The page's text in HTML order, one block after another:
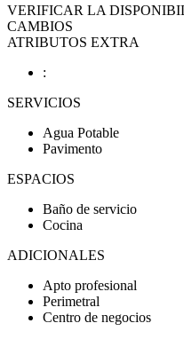
VERIFICAR LA
CAMBIOS
ATRIBUTOS EXTRA
:
SERVICIOS
Agua Potable
Pavimento
ESPACIOS
Baño de servicio
Cocina
ADICIONALES
Apto profesional
Perimetral
Centro de negocios